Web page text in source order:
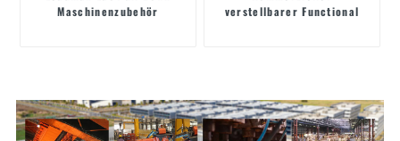
Maschinenzubehör
verstellbarer Functional